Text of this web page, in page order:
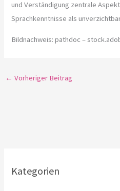
und Verständigung zentrale
Sprachkenntnisse als
Bildnachweis:pathdoc –
← Vorheriger Beitrag
Kategorien